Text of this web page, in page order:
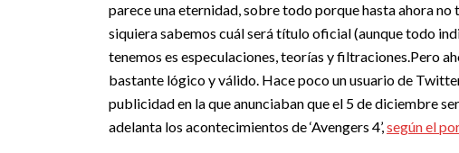
parece una eternidad, sobre todo porque hasta ahora
siquiera sabemos cuál será título oficial (aunque todo
tenemos es especulaciones, teorías y filtraciones.Pero
bastante lógico y válido. Hace poco un usuario de
publicidad en la que anunciaban que el 5 de diciembre
adelanta los acontecimientos de ‘Avengers 4’,según el